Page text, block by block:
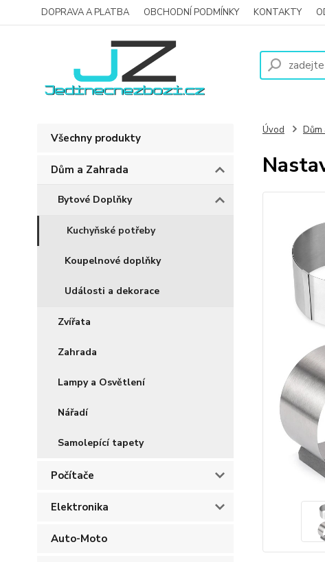
DOPRAVA A PLATBA OBCHODNÍ PODMÍNKY KONTAKTY
Všechny produkty
Dům a Zahrada
Bytové Doplňky
Kuchyňské potřeby
Koupelnové doplňky
Události a dekorace
Zvířata
Zahrada
Lampy a Osvětlení
Nářadí
Samolepící tapety
Počítače
Elektronika
Auto-Moto
Úvod Dům